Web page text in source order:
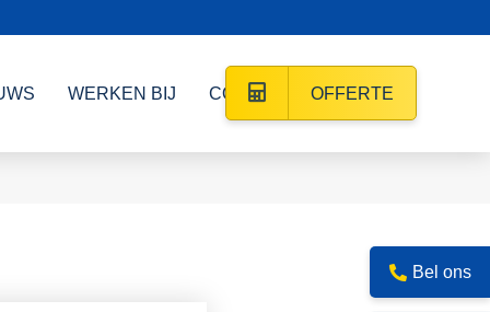
WERKEN BIJ CONTACT OFFERTE
Bel ons